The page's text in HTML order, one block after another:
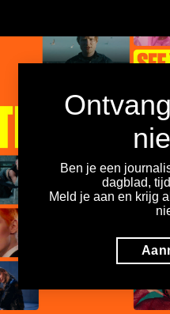
Ben je een
dagblad,
Meld je aan en krijg